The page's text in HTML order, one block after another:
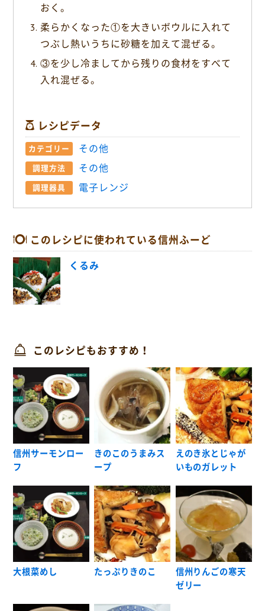
おく。
柔らかくなった①を大きいボウルに入れて
つぶし熱いうちに砂糖を加えて混ぜる。
③を少し冷ましてから残りの食材をすべて
入れ混ぜる。
レシピデータ
カテゴリー その他
調理方法 その他
調理器具 電子レンジ
このレシピに使われている信州ふーど
くるみ
このレシピもおすすめ！
信州サーモンロー
フ
きのこのうまみス
ープ
えのき氷とじゃが
いものガレット
大根菜めし たっぷりきのこ
信州りんごの寒天
ゼリー